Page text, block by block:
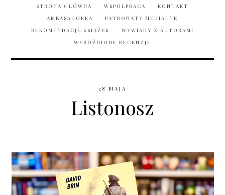
STRONA GŁÓWNA WSPÓŁPRACA
KONTAKT
AMBASADORKA
PATRONATY MEDIALNE
REKOMENDACJE KSIĄŻEK
WYWIADY Z AUTORAMI
WYRÓŻNIONE RECENZJE
28 MAJA
Listonosz